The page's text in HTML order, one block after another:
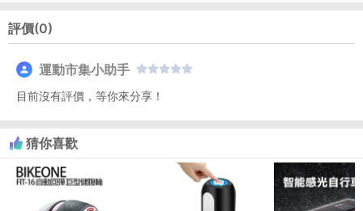
評價(0)
運動市集小助手
目前沒有評價，等你來分享！
猜你喜歡